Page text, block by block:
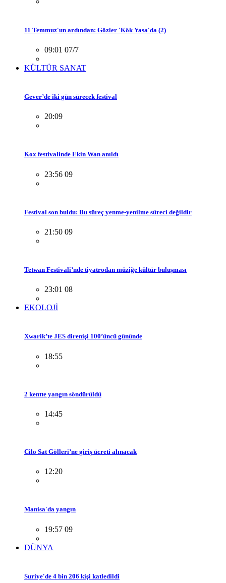
11 Temmuz'un ardından: Gözler 'Kök Yasa'da (2)
09:01 07/7
KÜLTÜR SANAT
Gever’de iki gün sürecek festival
20:09
Kox festivalinde Ekin Wan anıldı
23:56 09
Festival son buldu: Bu süreç yenme-yenilme süreci değildir
21:50 09
Tetwan Festivali’nde tiyatrodan müziğe kültür buluşması
23:01 08
EKOLOJİ
Xwarik’te JES direnişi 100’üncü gününde
18:55
2 kentte yangın söndürüldü
14:45
Cilo Sat Gölleri’ne giriş ücreti alınacak
12:20
Manisa'da yangın
19:57 09
DÜNYA
Suriye'de 4 bin 206 kişi katledildi